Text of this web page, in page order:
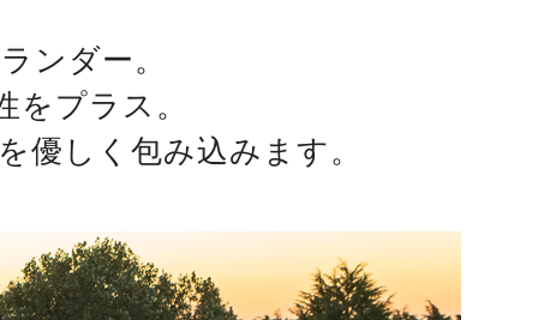
ンダー。
プラス。
優しく包み込みます。